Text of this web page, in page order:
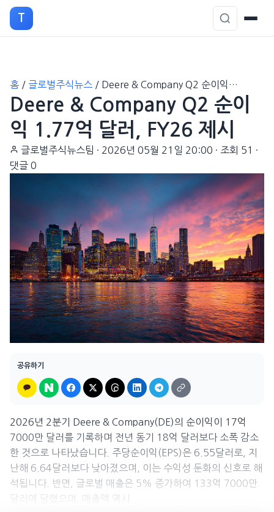
T
홈 / 글로벌주식뉴스 / Deere & Company Q2 순이익…
Deere & Company Q2 순이
익 1.77억 달러, FY26 제시
글로벌주식뉴스팀 · 2026년 05월 21일 20:00 · 조회 51
·
댓글 0
공유하기
2026년 2분기 Deere & Company(DE)의 순이익이 17억
7000만 달러를 기록하며 전년 동기 18억 달러보다 소폭 감소
한 것으로 나타났습니다. 주당순이익(EPS)은 6.55달러로, 지
난해 6.64달러보다 낮아졌으며, 이는 수익성 둔화의 신호로 해
석됩니다. 반면, 글로벌 매출은 5% 증가하여 133억 7000만
달러에 달했으며, 매출액 역시 ...